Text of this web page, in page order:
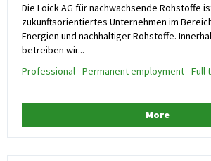
Die Loick AG für nachwachsende Rohstoffe
zukunftsorientiertes Unternehmen im
Energien und nachhaltiger Rohstoffe.
betreiben wir...
Professional - Permanent employment - Full
More